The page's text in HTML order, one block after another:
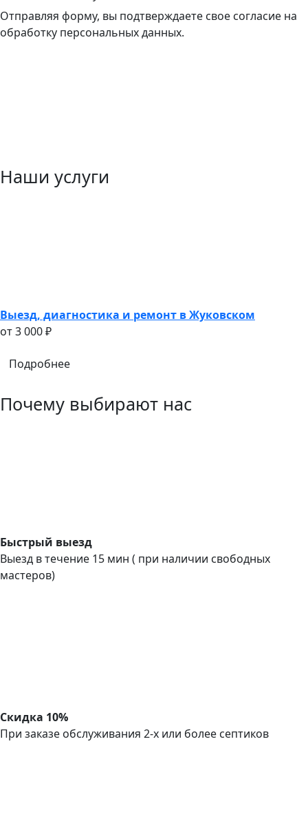
Отправляя форму, вы подтверждаете свое согласие на
обработку персональных данных.
Наши услуги
Выезд, диагностика и ремонт в Жуковском
oт 3 000 ₽
Подробнее
Почему выбирают нас
Быстрый выезд
Выезд в течение 15 мин ( при наличии свободных
мастеров)
Скидка 10%
При заказе обслуживания 2-х или более септиков